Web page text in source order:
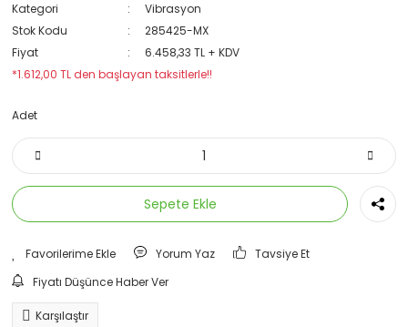
Kategori
Vibrasyon
Stok Kodu
285425-MX
Fiyat
6.458,33 TL + KDV
*1.612,00 TL den başlayan taksitlerle!!
Adet
Sepete Ekle
Yorum Yaz
Tavsiye Et
Fiyatı Düşünce Haber Ver
Karşılaştır